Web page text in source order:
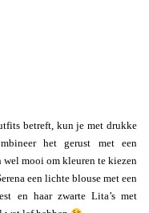
betreft, kun je met drukke
het gerust met een
mooi om kleuren te kiezen
een lichte blouse met een
en haar zwarte Lita’s met